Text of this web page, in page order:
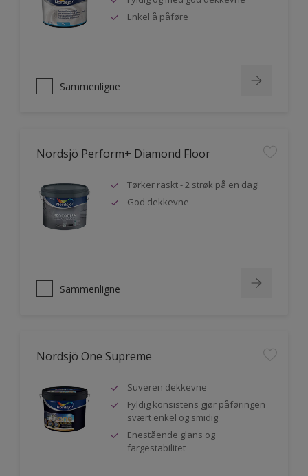
Enkel å påføre
Sammenligne
Nordsjö Perform+ Diamond Floor
Tørker raskt - 2 strøk på en dag!
God dekkevne
Sammenligne
Nordsjö One Supreme
Suveren dekkevne
Fyldig konsistens gjør påføringen
svært enkel og smidig
Enestående glans og
fargestabilitet